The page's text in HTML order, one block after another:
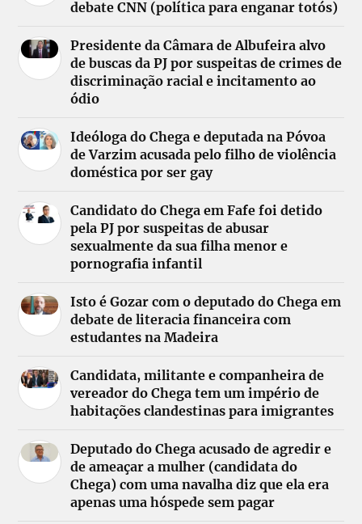
debate CNN (política para enganar totós)
Presidente da Câmara de Albufeira alvo
de buscas da PJ por suspeitas de crimes de
discriminação racial e incitamento ao
ódio
Ideóloga do Chega e deputada na Póvoa
de Varzim acusada pelo filho de violência
doméstica por ser gay
Candidato do Chega em Fafe foi detido
pela PJ por suspeitas de abusar
sexualmente da sua filha menor e
pornografia infantil
Isto é Gozar com o deputado do Chega em
debate de literacia financeira com
estudantes na Madeira
Candidata, militante e companheira de
vereador do Chega tem um império de
habitações clandestinas para imigrantes
Deputado do Chega acusado de agredir e
de ameaçar a mulher (candidata do
Chega) com uma navalha diz que ela era
apenas uma hóspede sem pagar